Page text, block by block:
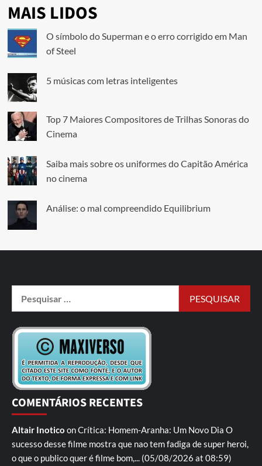
MAIS LIDOS
O símbolo do Superman e o erro corrigido em Man
of Steel
5 músicas com letras inteligentes
Top 7 Maiores Compositores de Trilhas Sonoras do
Cinema
Saiba mais sobre os uniformes do Capitão América
no cinema
Análise: o mal compreendido Equilibrium
COMENTÁRIOS RECENTES
Altair Inotico onCrítica: Homem-Aranha: Um Novo Dia O
sucesso desse filme mostra que nao tem fadiga de super heroi,
o que o publico quer é filme bom,... (05/08/2026 at 08:59)